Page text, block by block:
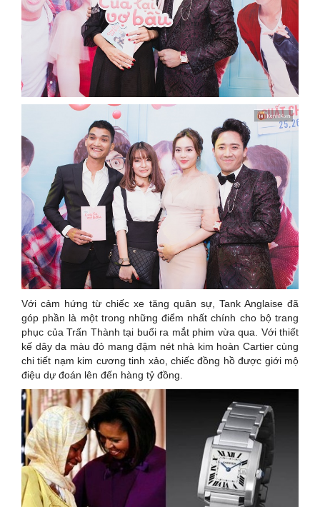
Với cảm hứng từ chiếc xe tăng quân sự, Tank Anglaise đã
góp phần là một trong những điểm nhất chính cho bộ trang
phục của Trấn Thành tại buổi ra mắt phim vừa qua. Với thiết
kế dây da màu đỏ mang đậm nét nhà kim hoàn Cartier cùng
chi tiết nạm kim cương tinh xảo, chiếc đồng hồ được giới mộ
điệu dự đoán lên đến hàng tỷ đồng.